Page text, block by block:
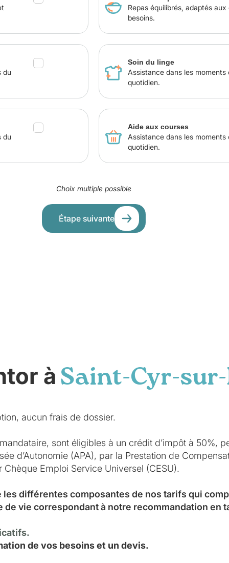
Repas équilibrés, adaptés aux
besoins.
du
Soin du linge
Assistance dans les moments
quotidien.
du
Aide aux courses
Assistance dans les moments
quotidien.
Choix multiple possible
Étape suivante
à Saint-Cyr-
aucun frais de dossier.
sont éligibles à un crédit d’impôt à 50%,
d’Autonomie (APA), par la Prestation de
Emploi Service Universel (CESU).
différentes composantes de nos tarifs qui
vie correspondant à notre recommandation en
de vos besoins et un devis.